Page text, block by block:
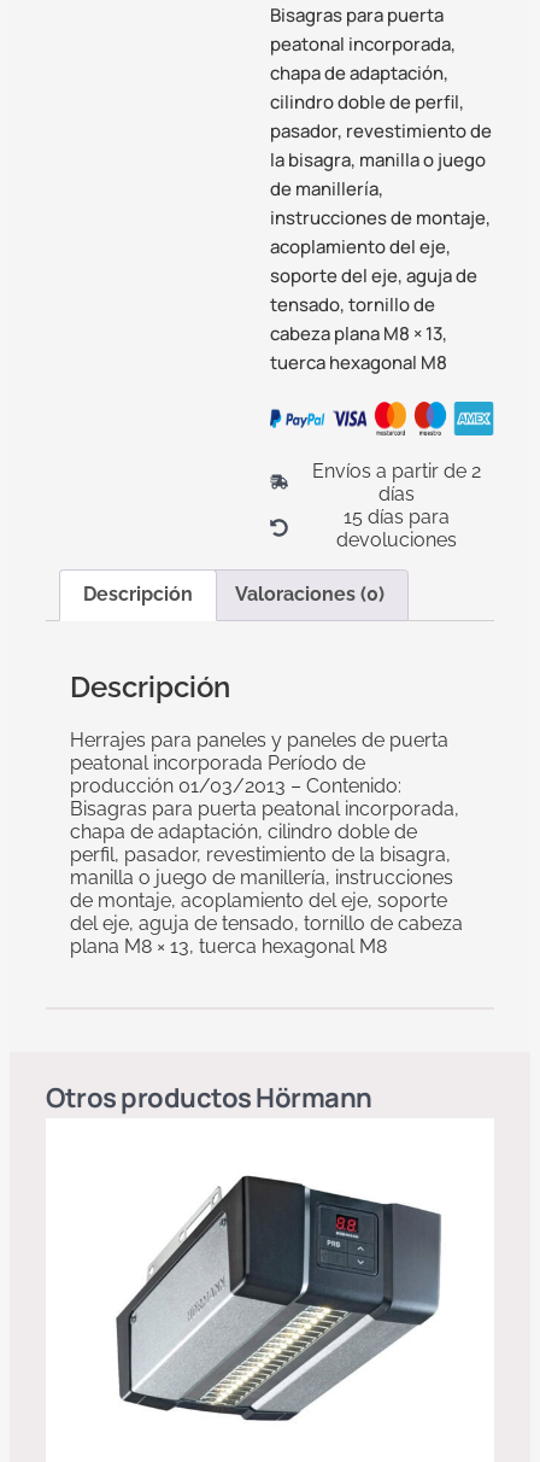
Bisagras para puerta
peatonal incorporada,
chapa de adaptación,
cilindro doble de perfil,
pasador, revestimiento de
la bisagra, manilla o juego
de manillería,
instrucciones de montaje,
acoplamiento del eje,
soporte del eje, aguja de
tensado, tornillo de
cabeza plana M8 × 13,
tuerca hexagonal M8
Envíos a partir de 2
días
15 días para
devoluciones
Descripción Valoraciones (0)
Descripción
Herrajes para paneles y paneles de puerta
peatonal incorporada Período de
producción 01/03/2013 – Contenido:
Bisagras para puerta peatonal incorporada,
chapa de adaptación, cilindro doble de
perfil, pasador, revestimiento de la bisagra,
manilla o juego de manillería, instrucciones
de montaje, acoplamiento del eje, soporte
del eje, aguja de tensado, tornillo de cabeza
plana M8 × 13, tuerca hexagonal M8
Otros productosHörmann